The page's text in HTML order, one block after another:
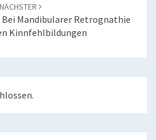
NÄCHSTER
Mandibularer Retrognathie
Kinnfehlbildungen